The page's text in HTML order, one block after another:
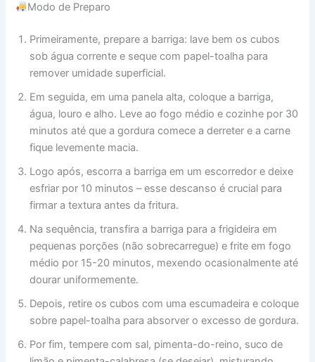
Modo de Preparo
Primeiramente, prepare a barriga: lave bem os cubos
sob água corrente e seque com papel-toalha para
remover umidade superficial.
Em seguida, em uma panela alta, coloque a barriga,
água, louro e alho. Leve ao fogo médio e cozinhe por 30
minutos até que a gordura comece a derreter e a carne
fique levemente macia.
Logo após, escorra a barriga em um escorredor e deixe
esfriar por 10 minutos – esse descanso é crucial para
firmar a textura antes da fritura.
Na sequência, transfira a barriga para a frigideira em
pequenas porções (não sobrecarregue) e frite em fogo
médio por 15-20 minutos, mexendo ocasionalmente até
dourar uniformemente.
Depois, retire os cubos com uma escumadeira e coloque
sobre papel-toalha para absorver o excesso de gordura.
Por fim, tempere com sal, pimenta-do-reino, suco de